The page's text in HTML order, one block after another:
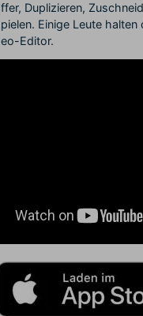
Duplizieren,
Einige Leute
Editor.